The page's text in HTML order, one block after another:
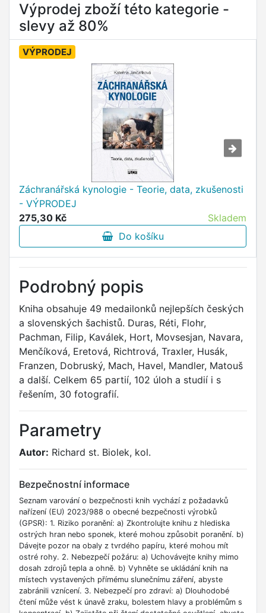
Výprodej zboží této kategorie -
slevy až 80%
VÝPRODEJ
Záchranářská kynologie - Teorie, data, zkušenosti
- VÝPRODEJ
275,30 Kč
Skladem
Do košíku
Podrobný popis
Kniha obsahuje 49 medailonků nejlepších českých
a slovenských šachistů. Duras, Réti, Flohr,
Pachman, Filip, Kaválek, Hort, Movsesjan, Navara,
Menčíková, Eretová, Richtrová, Traxler, Husák,
Franzen, Dobruský, Mach, Havel, Mandler, Matouš
a další. Celkem 65 partií, 102 úloh a studií i s
řešením, 30 fotografií.
Parametry
Autor: Richard st. Biolek, kol.
Bezpečnostní informace
Seznam varování o bezpečnosti knih vychází z požadavků
nařízení (EU) 2023/988 o obecné bezpečnosti výrobků
(GPSR): 1. Riziko poranění: a) Zkontrolujte knihu z hlediska
ostrých hran nebo sponek, které mohou způsobit poranění. b)
Dávejte pozor na obaly z tvrdého papíru, které mohou mít
ostré rohy. 2. Nebezpečí požáru: a) Uchovávejte knihy mimo
dosah zdrojů tepla a ohně. b) Vyhněte se ukládání knih na
místech vystavených přímému slunečnímu záření, abyste
zabránili vznícení. 3. Nebezpečí pro zdraví: a) Dlouhodobé
čtení může vést k únavě zraku, bolestem hlavy a problémům s